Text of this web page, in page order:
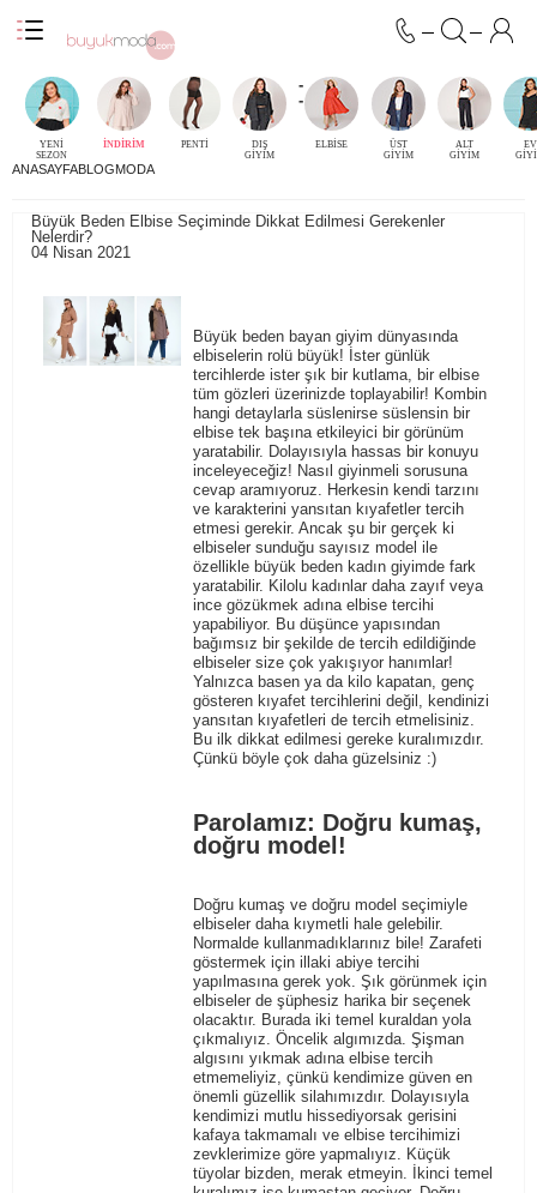
YENİ
SEZON
İNDİRİM PENTİ
DIŞ
GİYİM
-
-
ELBİSE
ÜST
GİYİM
ALT
GİYİM
EV
ANASAYFABLOGMODA
Büyük Beden Elbise Seçiminde Dikkat Edilmesi Gerekenler
Nelerdir?
04 Nisan 2021
Büyük beden bayan giyim dünyasında
elbiselerin rolü büyük! İster günlük
tercihlerde ister şık bir kutlama, bir elbise
tüm gözleri üzerinizde toplayabilir! Kombin
hangi detaylarla süslenirse süslensin bir
elbise tek başına etkileyici bir görünüm
yaratabilir. Dolayısıyla hassas bir konuyu
inceleyeceğiz! Nasıl giyinmeli sorusuna
cevap aramıyoruz. Herkesin kendi tarzını
ve karakterini yansıtan kıyafetler tercih
etmesi gerekir. Ancak şu bir gerçek ki
elbiseler sunduğu sayısız model ile
özellikle büyük beden kadın giyimde fark
yaratabilir. Kilolu kadınlar daha zayıf veya
ince gözükmek adına elbise tercihi
yapabiliyor. Bu düşünce yapısından
bağımsız bir şekilde de tercih edildiğinde
elbiseler size çok yakışıyor hanımlar!
Yalnızca basen ya da kilo kapatan, genç
gösteren kıyafet tercihlerini değil, kendinizi
yansıtan kıyafetleri de tercih etmelisiniz.
Bu ilk dikkat edilmesi gereke kuralımızdır.
Çünkü böyle çok daha güzelsiniz :)
Parolamız: Doğru kumaş,
doğru model!
Doğru kumaş ve doğru model seçimiyle
elbiseler daha kıymetli hale gelebilir.
Normalde kullanmadıklarınız bile! Zarafeti
göstermek için illaki abiye tercihi
yapılmasına gerek yok. Şık görünmek için
elbiseler de şüphesiz harika bir seçenek
olacaktır. Burada iki temel kuraldan yola
çıkmalıyız. Öncelik algımızda. Şişman
algısını yıkmak adına elbise tercih
etmemeliyiz, çünkü kendimize güven en
önemli güzellik silahımızdır. Dolayısıyla
kendimizi mutlu hissediyorsak gerisini
kafaya takmamalı ve elbise tercihimizi
zevklerimize göre yapmalıyız. Küçük
tüyolar bizden, merak etmeyin. İkinci temel